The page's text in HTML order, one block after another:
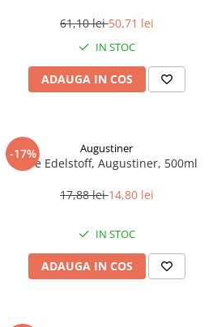
61,10 lei50,71 lei
IN STOC
ADAUGA IN COS
-17% Augustiner
Bere Edelstoff, Augustiner, 500ml
17,88 lei14,80 lei
IN STOC
ADAUGA IN COS